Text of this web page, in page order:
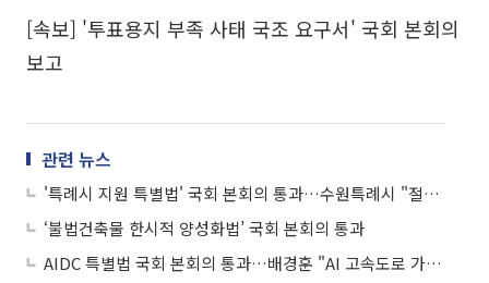
[속보] '투표용지 부족 사태 국조 요구서' 국회 본회의
보고
관련 뉴스
'특례시 지원 특별법' 국회 본회의 통과…수원특례시 "절반의 성공, 절반의 아쉬움"
‘불법건축물 한시적 양성화법’ 국회 본회의 통과
AIDC 특별법 국회 본회의 통과…배경훈 "AI 고속도로 가속화"